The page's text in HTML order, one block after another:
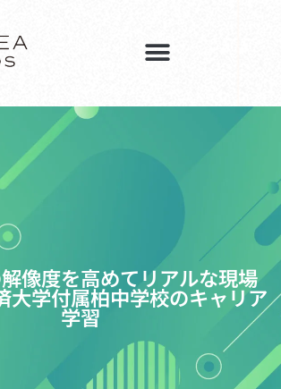
解像度を高めてリアルな現場
大学付属柏中学校のキャリア
学習